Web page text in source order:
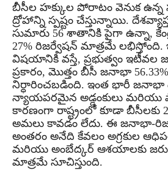
బీసీల హక్కుల పోరాటం వెనుక ఉన్న
ద్రోహాన్ని స్పష్టం చేస్తున్నాయి.
సుమారు 56 శాతానికి పైగా ఉన్నా,
27% రిజర్వేషన్ మాత్రమే
విషయానికి వస్తే, ప్రభుత్వం ఇటీవల
ప్రకారం, మొత్తం బీసీ జనాభా
నిర్ధారించబడింది. ఇంత భారీ జనాభా
న్యాయపరమైన అడ్డంకులు మరియు
కారణంగా రాష్ట్రంలో కూడా బీసీలకు
అమలు కావడం లేదు. ఈ జనాభా-
అంతరం అనేది కేవలం అగ్రకుల
మరియు అంబేద్కర్ ఆశయాలకు
మాత్రమే సూచిస్తుంది.